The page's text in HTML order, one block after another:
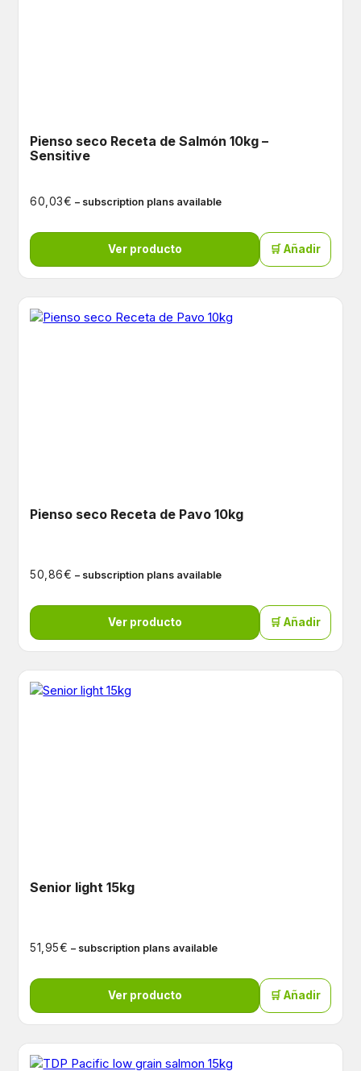
Pienso seco Receta de Salmón 10kg –
Sensitive
60,03€ – subscription plans available
Ver producto 🛒 Añadir
Pienso seco Receta de Pavo 10kg
50,86€ – subscription plans available
Ver producto 🛒 Añadir
Senior light 15kg
51,95€ – subscription plans available
Ver producto 🛒 Añadir